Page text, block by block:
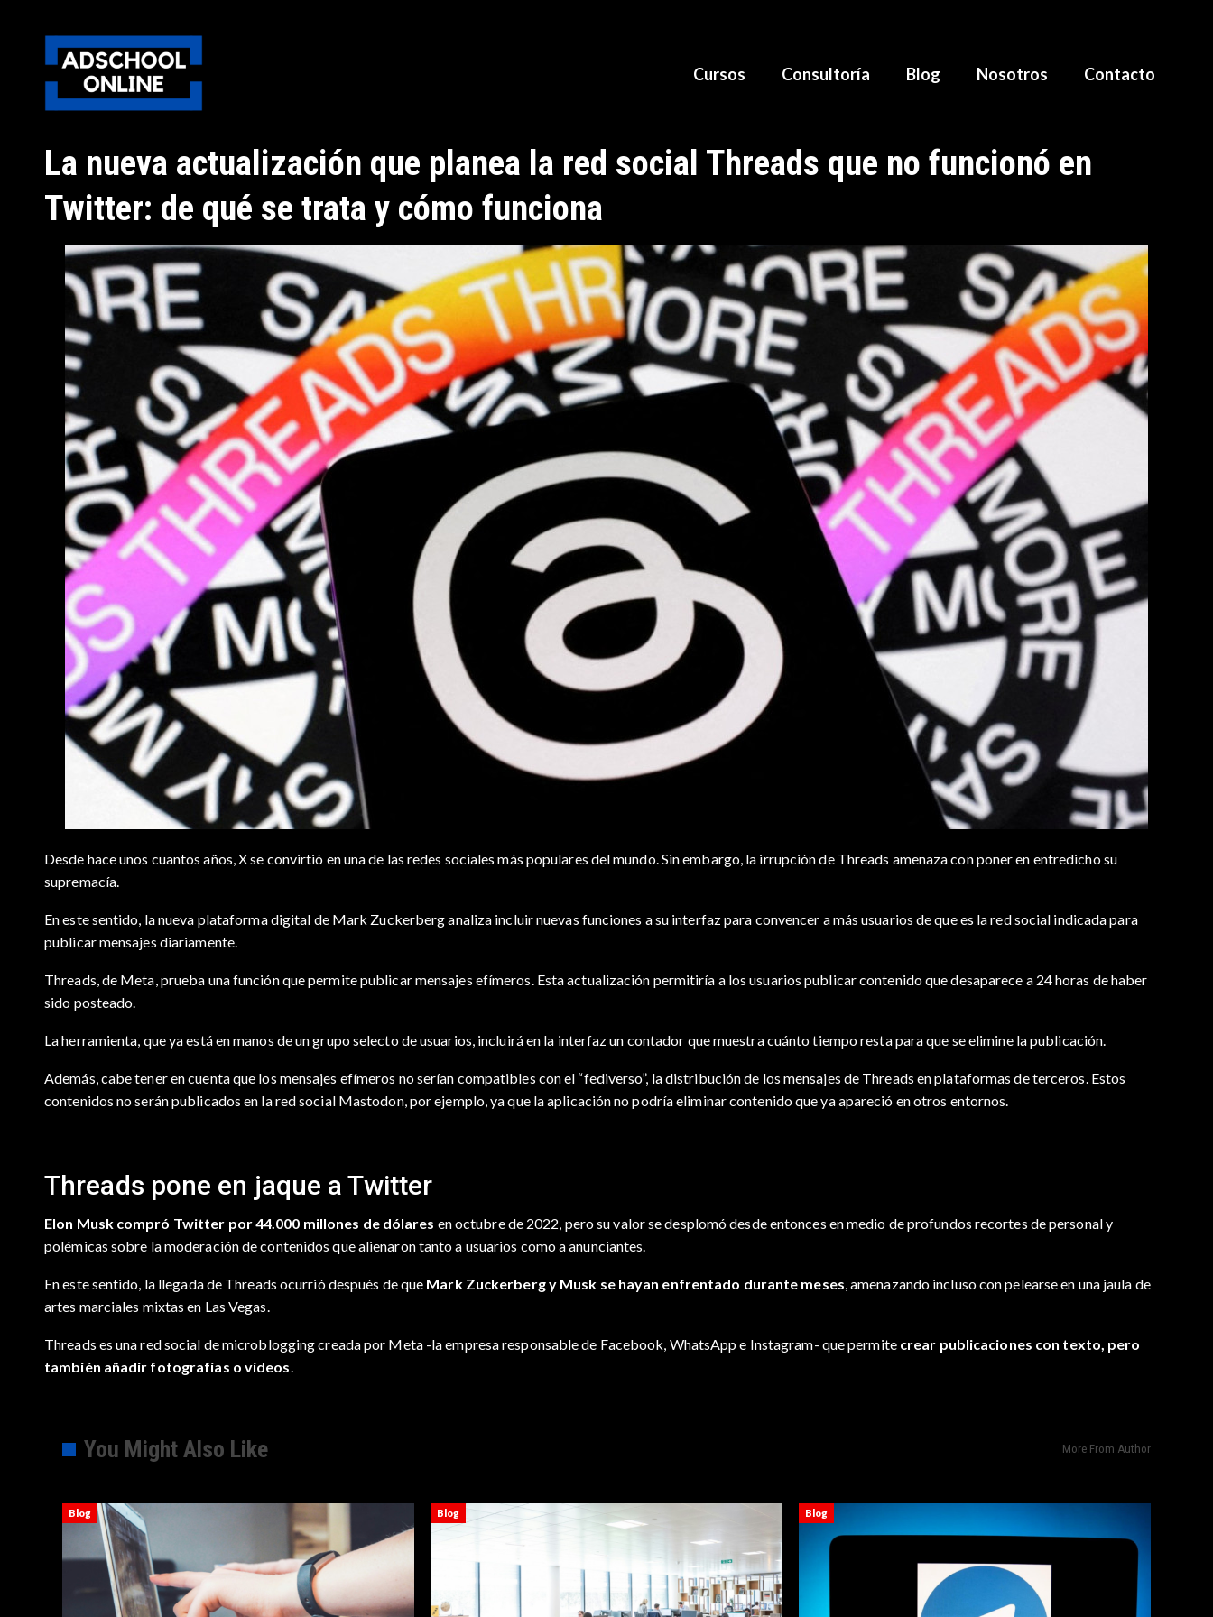
Cursos Consultoría Blog Nosotros Contacto
La nueva actualización que planea la red social Threads que no funcionó en
Twitter: de qué se trata y cómo funciona
Desde hace unos cuantos años, X se convirtió en una de las redes sociales más populares del mundo. Sin embargo, la irrupción de Threads amenaza con poner en entredicho su
supremacía.
En este sentido, la nueva plataforma digital de Mark Zuckerberg analiza incluir nuevas funciones a su interfaz para convencer a más usuarios de que es la red social indicada para
publicar mensajes diariamente.
Threads, de Meta, prueba una función que permite publicar mensajes efímeros. Esta actualización permitiría a los usuarios publicar contenido que desaparece a 24 horas de haber
sido posteado.
La herramienta, que ya está en manos de un grupo selecto de usuarios, incluirá en la interfaz un contador que muestra cuánto tiempo resta para que se elimine la publicación.
Además, cabe tener en cuenta que los mensajes efímeros no serían compatibles con el “fediverso”, la distribución de los mensajes de Threads en plataformas de terceros. Estos
contenidos no serán publicados en la red social Mastodon, por ejemplo, ya que la aplicación no podría eliminar contenido que ya apareció en otros entornos.
Threads pone en jaque a Twitter
Elon Musk compró Twitter por 44.000 millones de dólares en octubre de 2022, pero su valor se desplomó desde entonces en medio de profundos recortes de personal y
polémicas sobre la moderación de contenidos que alienaron tanto a usuarios como a anunciantes.
En este sentido, la llegada de Threads ocurrió después de que Mark Zuckerberg y Musk se hayan enfrentado durante meses, amenazando incluso con pelearse en una jaula de
artes marciales mixtas en Las Vegas.
Threads es una red social de microblogging creada por Meta -la empresa responsable de Facebook, WhatsApp e Instagram- que permite crear publicaciones con texto, pero
también añadir fotografías o vídeos.
You Might Also Like More From Author
Blog Blog Blog